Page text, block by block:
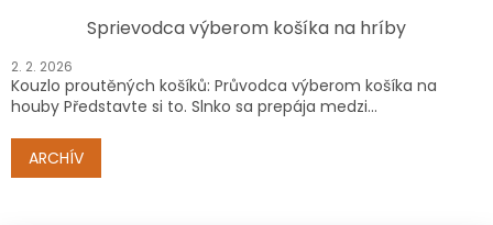
Sprievodca výberom košíka na hríby
2. 2. 2026
Kouzlo proutěných košíků: Průvodca výberom košíka na
houby Představte si to. Slnko sa prepája medzi...
ARCHÍV